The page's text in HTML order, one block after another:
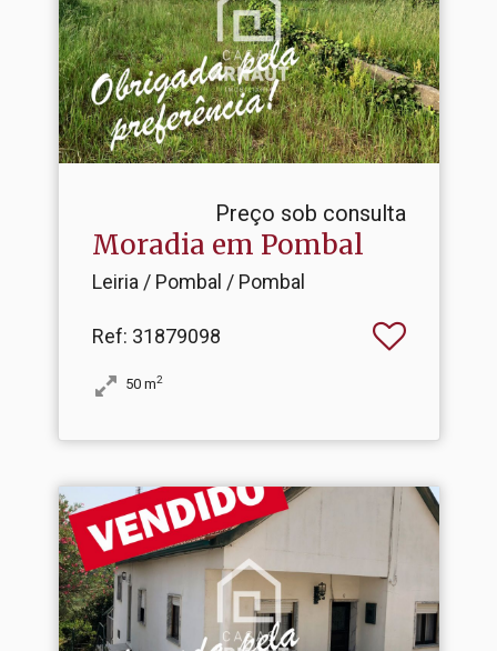
Preço sob consulta
Moradia em Pombal
Leiria / Pombal / Pombal
Ref: 31879098
50 m2